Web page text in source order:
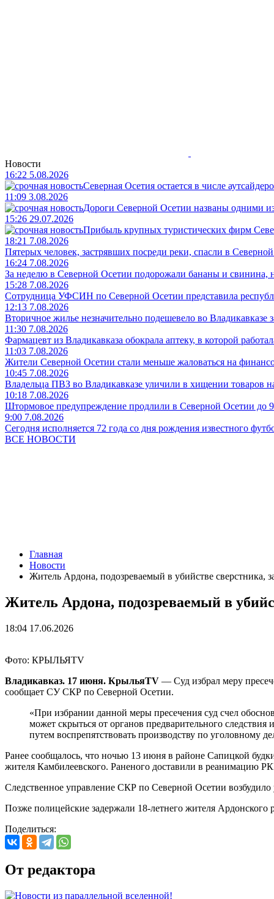
Новости
16:22 5.08.2026
Северная Осетия остается в числе
11:09 3.08.2026
Дороги Северной Осетии названы одними
15:26 29.07.2026
Прибыль крупных туристических фирм
18:21 7.08.2026
Пятерых человек, застрявших посреди реки, спасли в
16:24 7.08.2026
За неделю в Северной Осетии подорожали бананы и свинина,
15:28 7.08.2026
Сотрудница УФСИН по Северной Осетии представила
12:13 7.08.2026
Вторичное жилье незначительно подешевело во Владикавказе
11:30 7.08.2026
Фармацевт из Владикавказа обокрала аптеку, в которой
11:03 7.08.2026
Жители Северной Осетии стали меньше жаловаться на
10:45 7.08.2026
Владельца ПВЗ во Владикавказе уличили в хищении товаров
10:18 7.08.2026
Штормовое предупреждение продлили в Северной Осетии до 9
9:00 7.08.2026
Сегодня исполняется 72 года со дня рождения известного
ВСЕ НОВОСТИ
Главная
Новости
Житель Ардона, подозреваемый в убийстве сверстника,
Житель Ардона, подозреваемый в
18:04 17.06.2026
Фото: КРЫЛЬЯTV
Владикавказ. 17 июня. КрыльяTV — Суд избрал меру
сообщает СУ СКР по Северной Осетии.
«При избрании данной меры пресечения суд счел
может скрыться от органов предварительного
путем воспрепятствовать производству по уголовному
Ранее сообщалось, что ночью 13 июня в районе Сапицкой
жителя Камбилеевского. Раненого доставили в реанимацию
Следственное управление СКР по Северной Осетии
Позже полицейские задержали 18-летнего жителя Ардонского
Поделиться:
От редактора